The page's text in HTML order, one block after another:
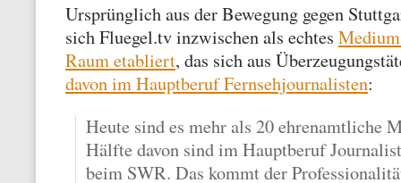
Ursprünglich aus der Bewegung gegen
sich Fluegel.tv inzwischen als echtes
Raum etabliert, das sich aus
davon im Hauptberuf Fernsehjournalisten:
Heute sind es mehr als 20 ehrenamtliche
Hälfte davon sind im Hauptberuf
beim SWR. Das kommt der